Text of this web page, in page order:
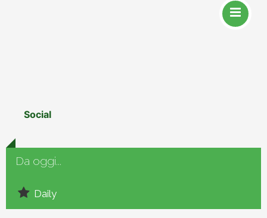
Da oggi...
Daily
Social